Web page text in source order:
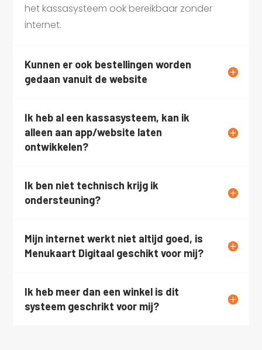
het kassasysteem ook bereikbaar zonder
internet.
Kunnen er ook bestellingen worden
gedaan vanuit de website
Ik heb al een kassasysteem, kan ik
alleen aan app/website laten
ontwikkelen?
Ik ben niet technisch krijg ik
ondersteuning?
Mijn internet werkt niet altijd goed, is
Menukaart Digitaal geschikt voor mij?
Ik heb meer dan een winkel is dit
systeem geschrikt voor mij?